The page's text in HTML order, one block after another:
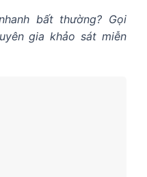
bất thường? Gọi
gia khảo sát miễn